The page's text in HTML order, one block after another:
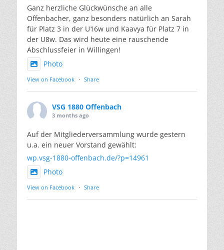
Ganz herzliche Glückwünsche an alle
Offenbacher, ganz besonders natürlich an Sarah
für Platz 3 in der U16w und Kaavya für Platz 7 in
der U8w. Das wird heute eine rauschende
Abschlussfeier in Willingen!
Photo
View on Facebook · Share
VSG 1880 Offenbach
3 months ago
Auf der Mitgliederversammlung wurde gestern
u.a. ein neuer Vorstand gewählt:
wp.vsg-1880-offenbach.de/?p=14961
Photo
View on Facebook · Share